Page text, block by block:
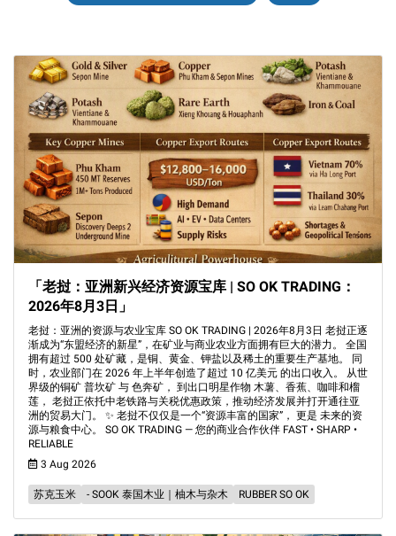
「老挝：亚洲新兴经济资源宝库 | SO OK TRADING：
2026年8月3日」
老挝：亚洲的资源与农业宝库 SO OK TRADING | 2026年8月3日 老挝正逐
渐成为“东盟经济的新星”，在矿业与商业农业方面拥有巨大的潜力。 全国
拥有超过 500 处矿藏，是铜、黄金、钾盐以及稀土的重要生产基地。 同
时，农业部门在 2026 年上半年创造了超过 10 亿美元 的出口收入。 从世
界级的铜矿 普坎矿 与 色奔矿， 到出口明星作物 木薯、香蕉、咖啡和榴
莲， 老挝正依托中老铁路与关税优惠政策，推动经济发展并打开通往亚
洲的贸易大门。 ✨ 老挝不仅仅是一个“资源丰富的国家”， 更是 未来的资
源与粮食中心。 SO OK TRADING — 您的商业合作伙伴 FAST • SHARP •
RELIABLE
3 Aug 2026
苏克玉米 - SOOK 泰国木业｜柚木与杂木 RUBBER SO OK